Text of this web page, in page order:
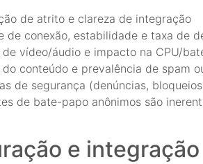
de atrito e clareza de integração
de conexão, estabilidade e taxa de
de vídeo/áudio e impacto na CPU/
do conteúdo e prevalência de spam
de segurança (denúncias,
de bate-papo anônimos são
e integração